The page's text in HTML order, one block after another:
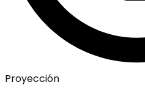
Proyección